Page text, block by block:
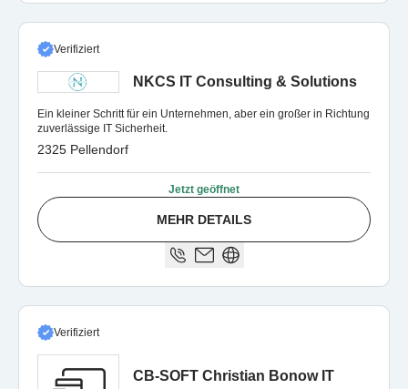
Verifiziert
NKCS IT Consulting & Solutions
Ein kleiner Schritt für ein Unternehmen, aber ein großer in Richtung
zuverlässige IT Sicherheit.
2325 Pellendorf
Jetzt geöffnet
MEHR DETAILS
Verifiziert
CB-SOFT Christian Bonow IT